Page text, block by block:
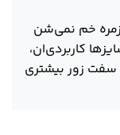
خم نمی‌شن
کاربردی‌ان،
زور بیشتری